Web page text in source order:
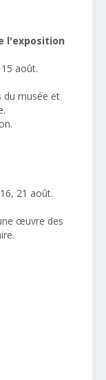
l'exposition
août.
du musée et
21 août.
œuvre des